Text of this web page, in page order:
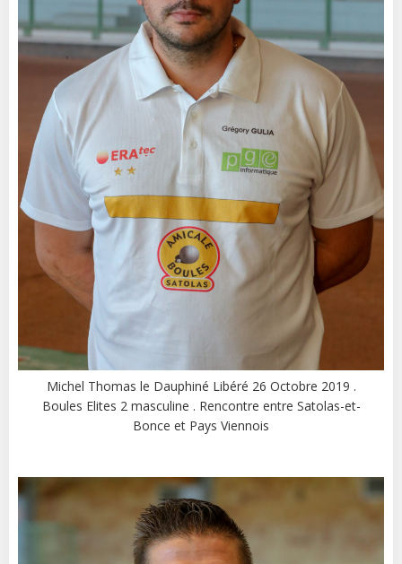
Michel Thomas le Dauphiné Libéré 26 Octobre 2019 .
Boules Elites 2 masculine . Rencontre entre Satolas-et-
Bonce et Pays Viennois